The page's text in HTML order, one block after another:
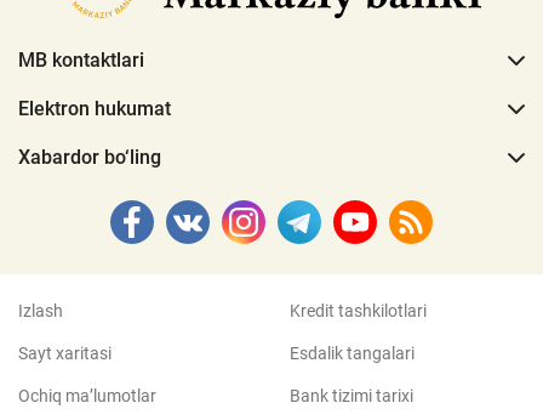
MB kontaktlari
Elektron hukumat
Xabardor bo‘ling
Izlash
Sayt xaritasi
Ochiq ma’lumotlar
Kredit tashkilotlari
Esdalik tangalari
Bank tizimi tarixi